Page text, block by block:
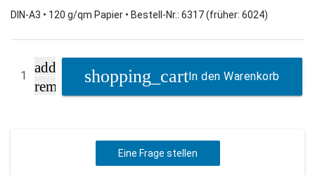
DIN-A3 • 120 g/qm Papier • Bestell-Nr.: 6317 (früher: 6024)
add
remove
In den Warenkorb
Eine Frage stellen